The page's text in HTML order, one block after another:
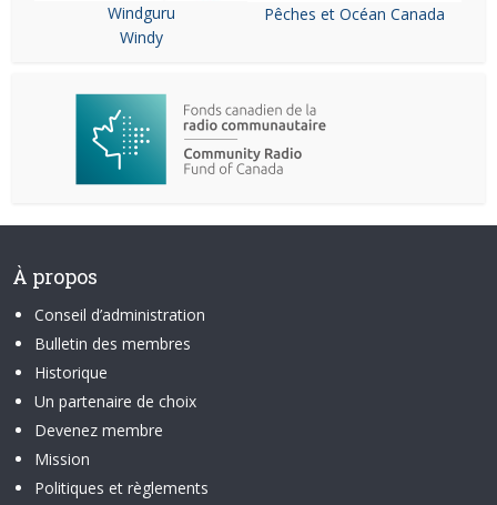
Windguru
Windy
Pêches et Océan Canada
À propos
Conseil d’administration
Bulletin des membres
Historique
Un partenaire de choix
Devenez membre
Mission
Politiques et règlements